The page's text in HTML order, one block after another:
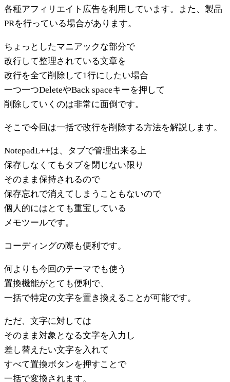
各種アフィリエイト広告を利用しています。また、製品
PRを行っている場合があります。
ちょっとしたマニアックな部分で
改行して整理されている文章を
改行を全て削除して1行にしたい場合
一つ一つDeleteやBack spaceキーを押して
削除していくのは非常に面倒です。
そこで今回は一括で改行を削除する方法を解説します。
NotepadL++は、タブで管理出来る上
保存しなくてもタブを閉じない限り
そのまま保持されるので
保存忘れで消えてしまうこともないので
個人的にはとても重宝している
メモツールです。
コーディングの際も便利です。
何よりも今回のテーマでも使う
置換機能がとても便利で、
一括で特定の文字を置き換えることが可能です。
ただ、文字に対しては
そのまま対象となる文字を入力し
差し替えたい文字を入れて
すべて置換ボタンを押すことで
一括で変換されます。